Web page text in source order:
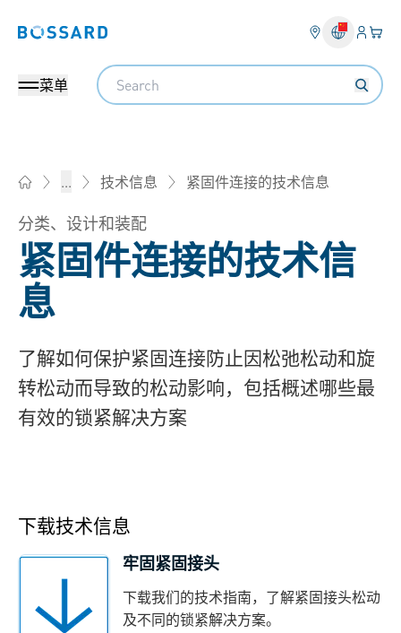
Bossard homepage 登入
您
菜单
Search
... 技术信息 紧固件连接的技术信息
分类、设计和装配
紧固件连接的技术信
息
了解如何保护紧固连接防止因松弛松动和旋
转松动而导致的松动影响，包括概述哪些最
有效的锁紧解决方案
下载技术信息
牢固紧固接头
下载我们的技术指南，了解紧固接头松动
及不同的锁紧解决方案。